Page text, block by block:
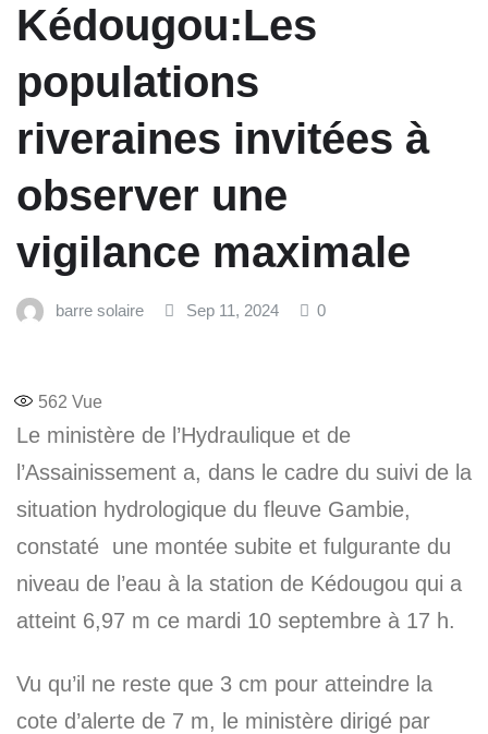
Kédougou:Les
populations
riveraines invitées à
observer une
vigilance maximale
barre solaire Sep 11, 2024 0
562 Vue
Le ministère de l’Hydraulique et de
l’Assainissement a, dans le cadre du suivi de la
situation hydrologique du fleuve Gambie,
constaté une montée subite et fulgurante du
niveau de l’eau à la station de Kédougou qui a
atteint 6,97 m ce mardi 10 septembre à 17 h.
Vu qu’il ne reste que 3 cm pour atteindre la
cote d’alerte de 7 m, le ministère dirigé par